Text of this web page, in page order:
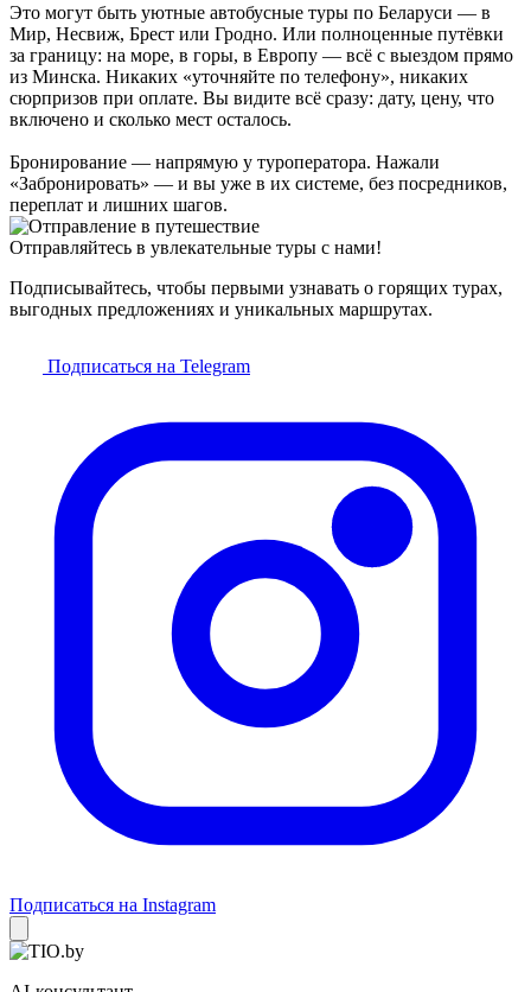
Это могут быть уютные автобусные туры по Беларуси — в
Мир, Несвиж, Брест или Гродно. Или полноценные путёвки
за границу: на море, в горы, в Европу — всё с выездом прямо
из Минска. Никаких «уточняйте по телефону», никаких
сюрпризов при оплате. Вы видите всё сразу: дату, цену, что
включено и сколько мест осталось.
Бронирование — напрямую у туроператора. Нажали
«Забронировать» — и вы уже в их системе, без посредников,
переплат и лишних шагов.
Отправляйтесь в увлекательные туры с нами!
Подписывайтесь, чтобы первыми узнавать о горящих турах,
выгодных предложениях и уникальных маршрутах.
Подписаться на Telegram
Подписаться на Instagram